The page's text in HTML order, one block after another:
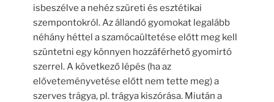
isbeszélve a nehéz szüreti és esztétikai
szempontokról. Az állandó gyomokat legalább
néhány héttel a szamócaültetése előtt meg kell
szüntetni egy könnyen hozzáférhető gyomirtó
szerrel. A következő lépés (ha az
előveteményvetése előtt nem tette meg) a
szerves trágya, pl. trágya kiszórása. Miután a